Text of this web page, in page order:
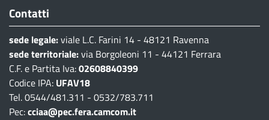
Contatti
sede legale:viale L.C. Farini 14 - 48121 Ravenna
sede territoriale:via Borgoleoni 11 - 44121 Ferrara
C.F. e Partita Iva:02608840399
Codice IPA: UFAV18
Tel. 0544/481.311 - 0532/783.711
Pec:cciaa@pec.fera.camcom.it